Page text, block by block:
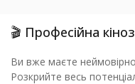
🎬 Професійна
Ви вже маєте
Розкрийте весь